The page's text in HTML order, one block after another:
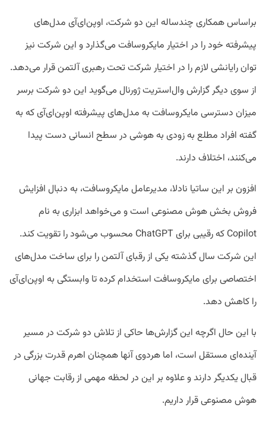
براساس همکاری چندساله این دو شرکت، اوپن‌ای‌آی مدل‌های
پیشرفته خود را در اختیار مایکروسافت می‌گذارد و این شرکت نیز
توان رایانشی لازم را در اختیار شرکت تحت رهبری آلتمن قرار می‌دهد.
از سوی دیگر گزارش وال‌استریت ژورنال می‌گوید این دو شرکت برسر
میزان دسترسی مایکروسافت به مدل‌های پیشرفته اوپن‌ای‌آی که به
گفته افراد مطلع به زودی به هوشی در سطح انسانی دست پیدا
می‌کنند، اختلاف دارند.
افزون بر این ساتیا نادلا، مدیرعامل مایکروسافت، به دنبال افزایش
فروش بخش هوش مصنوعی است و می‌خواهد ابزاری به نام
Copilot که رقیبی برای ChatGPT محسوب می‌شود را تقویت کند.
این شرکت سال گذشته یکی از رقبای آلتمن را برای ساخت مدل‌های
اختصاصی برای مایکروسافت استخدام کرده تا وابستگی به اوپن‌ای‌آی
را کاهش دهد.
با این حال اگرچه این گزارش‌ها حاکی از تلاش دو شرکت در مسیر
آینده‌ای مستقل است، اما هردوی آنها همچنان اهرم قدرت بزرگی در
قبال یکدیگر دارند و علاوه بر این در لحظه مهمی از رقابت جهانی
هوش مصنوعی قرار داریم.